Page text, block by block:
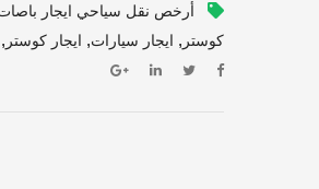
أرخص نقل سياحي ايجار
كوستر , ايجار سيارات, ايجار كوستر ,